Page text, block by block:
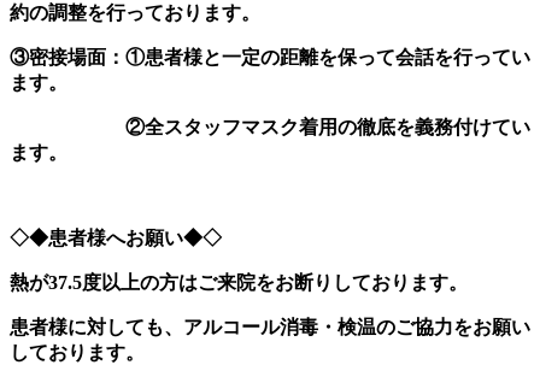
約の調整を行っております。
③密接場面：①患者様と一定の距離を保って会話を行ってい
ます。
②全スタッフマスク着用の徹底を義務付けてい
ます。
◇◆患者様へお願い◆◇
熱が37.5度以上の方はご来院をお断りしております。
患者様に対しても、アルコール消毒・検温のご協力をお願い
しております。